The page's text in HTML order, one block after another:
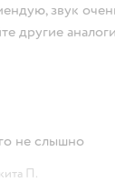
звук
другие аналоги
не слышно
П.